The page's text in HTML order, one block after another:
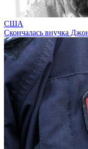
США
Скончалась внучка